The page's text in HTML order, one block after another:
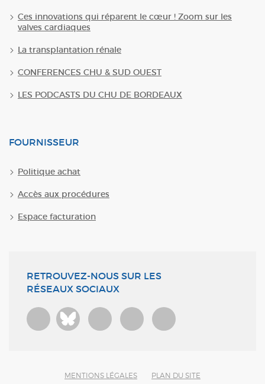
Ces innovations qui réparent le cœur ! Zoom sur les
valves cardiaques
La transplantation rénale
CONFERENCES CHU & SUD OUEST
LES PODCASTS DU CHU DE BORDEAUX
FOURNISSEUR
Politique achat
Accès aux procédures
Espace facturation
RETROUVEZ-NOUS SUR LES
RÉSEAUX SOCIAUX
Bluesky
MENTIONS LÉGALES PLAN DU SITE